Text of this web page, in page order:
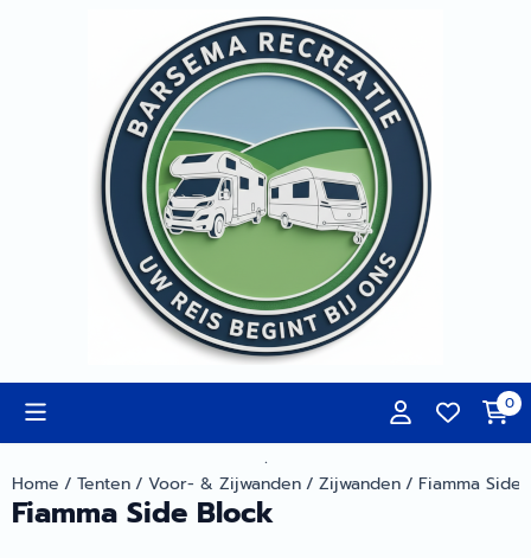
Cookievoorkeuren zijn momenteel gesloten.
0
.
Home / Tenten/ Voor- & Zijwanden/ Zijwanden/ Fiamma Side
Fiamma Side Block